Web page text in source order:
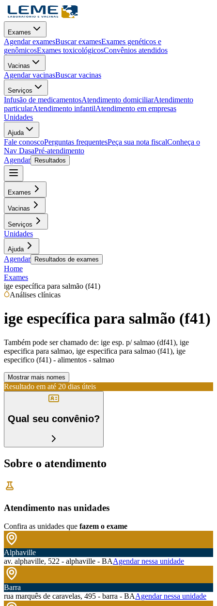
Exames
Agendar examesBuscar examesExames genéticos e
genômicosExames toxicológicosConvênios atendidos
Vacinas
Agendar vacinasBuscar vacinas
Serviços
Infusão de medicamentosAtendimento domiciliarAtendimento
particularAtendimento infantilAtendimento em empresas
Unidades
Ajuda
Fale conoscoPerguntas frequentesPeça sua nota fiscalConheça o
Nav DasaPré-atendimento
Agendar
Resultados
Exames
Vacinas
Serviços
Unidades
Ajuda
Agendar Resultados de exames
Home
Exames
ige específica para salmão (f41)
Análises clínicas
ige específica para salmão (f41)
Também pode ser chamado de: ige esp. p/ salmao (df41), ige
especifica para salmao, ige especifica para salmao (f41), ige
especifico (f41) - alimentos - salmao
Mostrar mais nomes
Resultado em até 20 dias úteis
Qual seu convênio?
Sobre o atendimento
Atendimento nas unidades
Confira as unidades que fazem o exame
Alphaville
av. alphaville, 522 - alphaville - BAAgendar nessa unidade
Barra
rua marquês de caravelas, 495 - barra - BAAgendar nessa unidade